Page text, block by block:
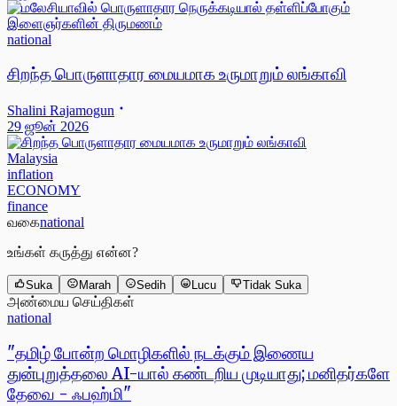
national
சிறந்த பொருளாதார மையமாக உருமாறும் லங்காவி
Shalini Rajamogun
29 ஜூன் 2026
Malaysia
inflation
ECONOMY
finance
வகைnational
உங்கள் கருத்து என்ன?
Suka Marah Sedih Lucu Tidak Suka
அண்மைய செய்திகள்
national
"தமிழ் போன்ற மொழிகளில் நடக்கும் இணைய
துன்புறுத்தலை AI-யால் கண்டறிய முடியாது; மனிதர்களே
தேவை - ஃபஹ்மி"